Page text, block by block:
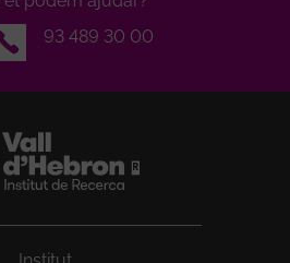
93 489 30 00